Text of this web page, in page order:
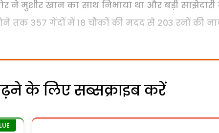
ने मुशीर खान का साथ निभाया था और बड़ी साझेदारी
तक 357 गेंदों में 18 चौकों की मदद से 203 रनों की
के लिए सब्सक्राइब करें